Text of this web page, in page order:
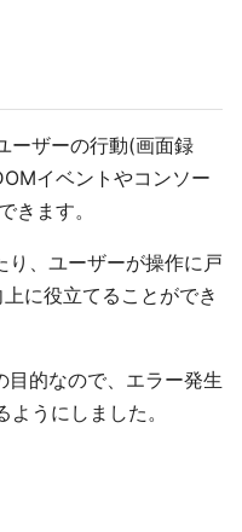
ーザーの行動(画面録
イベントやコンソー
きます。
り、ユーザーが操作に戸
に役立てることができ
目的なので、エラー発生
うにしました。